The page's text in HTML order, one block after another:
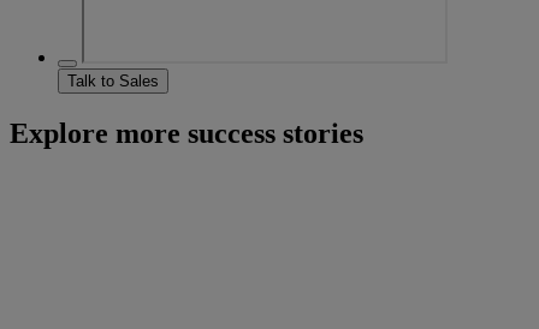
Talk to Sales
Explore more success stories